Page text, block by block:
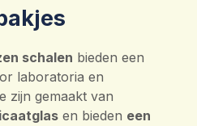
schalen bieden een
laboratoria en
zijn gemaakt van
en bieden een